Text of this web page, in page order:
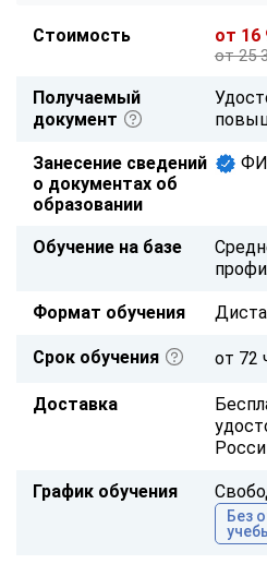
Стоимость от 16
от 25
Получаемый
документ
Занесение сведений
о документах об
образовании
Обучение на базе
Формат обучения
Срок обучения от 72
Доставка
График обучения
Без